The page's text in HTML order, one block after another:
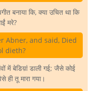
बनाया कि, क्या उचित था कि
मरे?
Abner, and said, Died
dieth?
में बेडिय़ां डाली गई; जैसे कोई
ही तू मारा गया।